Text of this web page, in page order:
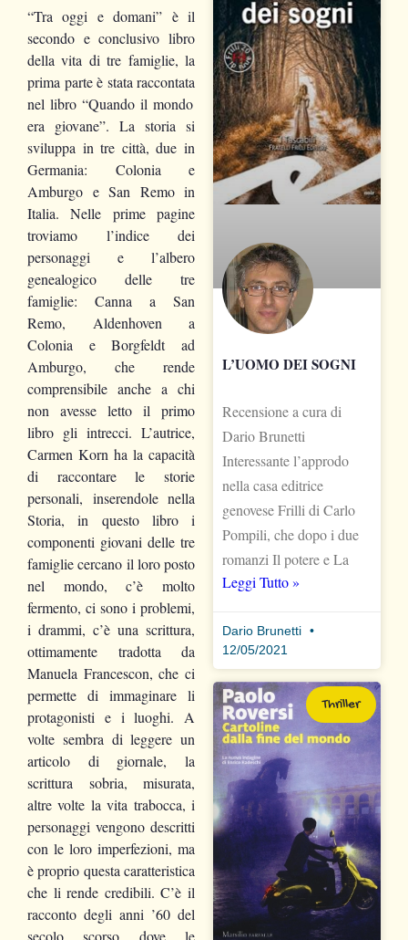
“Tra oggi e domani” è il
secondo e conclusivo libro
dellavita di tre famiglie, la
prima parteè stataraccontata
nel libro “Quando il mondo
era giovane”. La storia si
sviluppa in tre città, due in
Germania: Colonia e
Amburgo e San Remo in
Italia.Nelle prime pagine
troviamo l’indice dei
personaggi e l’albero
genealogico delle tre
famiglie: Canna a San
Remo, Aldenhoven a
Colonia e Borgfeldt ad
Amburgo, che rende
comprensibile anche a chi
non avesse letto il primo
libro gli intrecci. L’autrice,
Carmen Korn ha la capacità
di raccontare le storie
personali, inserendole nella
Storia, in questo libro i
componenti giovani delle tre
famiglie cercano il loro posto
nel mondo, c’è molto
fermento, ci sono i problemi,
i drammi, c’è una scrittura,
ottimamente tradotta da
Manuela Francescon, che ci
permette di immaginare li
protagonisti e i luoghi. A
volte sembra di leggere un
articolo di giornale, la
scrittura sobria, misurata,
altre volte la vita trabocca, i
personaggi vengono descritti
con le loro imperfezioni, ma
è proprio questa caratteristica
che li rende credibili.C’è il
racconto degli anni ’60 del
secolo scorso dove le
L’UOMO DEI SOGNI
Recensione a cura di
Dario Brunetti
Interessante l’approdo
nella casa editrice
genovese Frilli di Carlo
Pompili, che dopo i due
romanzi Il potere e La
Leggi Tutto »
Dario Brunetti
12/05/2021
Thriller